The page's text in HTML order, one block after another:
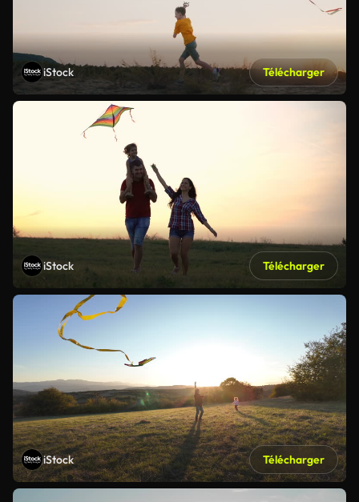
iStock Télécharger
iStock Télécharger
iStock Télécharger